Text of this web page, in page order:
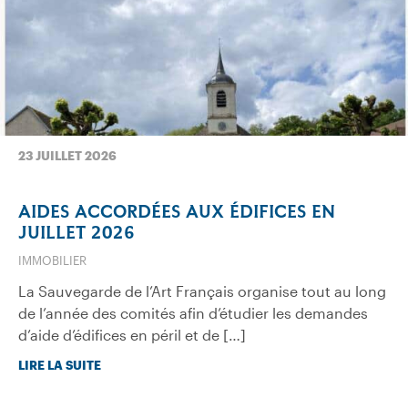
23 JUILLET 2026
AIDES ACCORDÉES AUX ÉDIFICES EN
JUILLET 2026
IMMOBILIER
La Sauvegarde de l’Art Français organise tout au long
de l’année des comités afin d’étudier les demandes
d’aide d’édifices en péril et de […]
LIRE LA SUITE